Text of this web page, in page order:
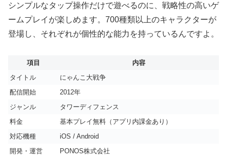
シンプルなタップ操作だけで遊べるのに、戦略性の高いゲ
ームプレイが楽しめます。700種類以上のキャラクターが
登場し、それぞれが個性的な能力を持っているんですよ。
項目
内容
タイトル
にゃんこ大戦争
配信開始
2012年
ジャンル
タワーディフェンス
料金
基本プレイ無料（アプリ内課金あり）
対応機種
iOS / Android
開発・運営
PONOS株式会社